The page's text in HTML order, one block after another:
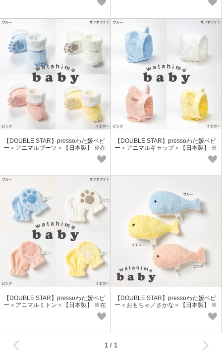
【DOUBLE STAR】pressoわた媛ベビ
ー＜アニマルブーツ＞【日本製】 ※在
【DOUBLE STAR】pressoわた媛ベビ
ー＜アニマルキャップ＞【日本製】 ※
【DOUBLE STAR】pressoわた媛ベビ
ー＜アニマルミトン＞【日本製】 ※在
【DOUBLE STAR】pressoわた媛ベビ
ー＜おもちゃ／さかな＞【日本製】 ※
1